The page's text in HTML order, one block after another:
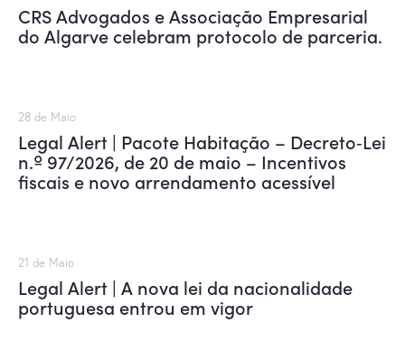
CRS Advogados e Associação Empresarial
do Algarve celebram protocolo de parceria.
28 de Maio
Legal Alert | Pacote Habitação – Decreto‑Lei
n.º 97/2026, de 20 de maio – Incentivos
fiscais e novo arrendamento acessível
21 de Maio
Legal Alert | A nova lei da nacionalidade
portuguesa entrou em vigor